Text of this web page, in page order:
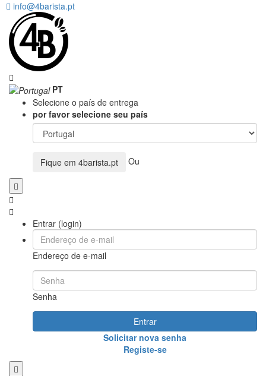
info@4barista.pt
PT
Selecione o país de entrega
por favor selecione seu país
Fique em 4barista.pt Ou
Entrar (login)
Endereço de e-mail
Senha
Entrar
Solicitar nova senha
Registe-se